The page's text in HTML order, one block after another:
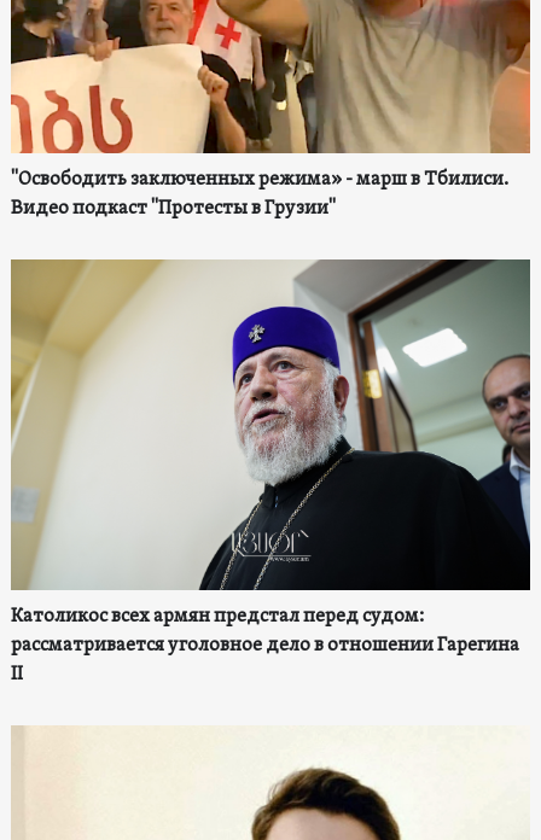
"Освободить заключенных режима» - марш в Тбилиси.
Видео подкаст "Протесты в Грузии"
Католикос всех армян предстал перед судом:
рассматривается уголовное дело в отношении Гарегина
II